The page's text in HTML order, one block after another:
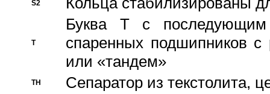
S2
T
Буква T с
спаренных подшипников
или «тандем»
TH Сепаратор из текстолита,